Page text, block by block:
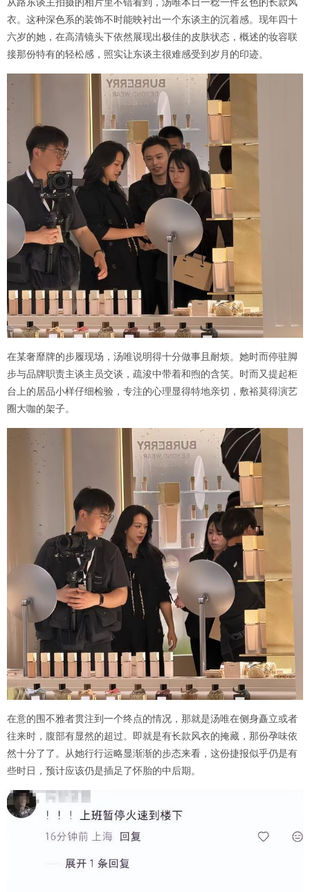
从路东谈主拍摄的相片里不错看到，汤唯本日一稔一件玄色的长款风
衣。这种深色系的装饰不时能映衬出一个东谈主的沉着感。现年四十
六岁的她，在高清镜头下依然展现出极佳的皮肤状态，概述的妆容联
接那份特有的轻松感，照实让东谈主很难感受到岁月的印迹。
在某奢靡牌的步履现场，汤唯说明得十分做事且耐烦。她时而停驻脚
步与品牌职责主谈主员交谈，疏浚中带着和煦的含笑。时而又提起柜
台上的居品小样仔细检验，专注的心理显得特地亲切，敷裕莫得演艺
圈大咖的架子。
在意的围不雅者贯注到一个终点的情况，那就是汤唯在侧身矗立或者
往来时，腹部有显然的超过。即就是有长款风衣的掩藏，那份孕味依
然十分了了。从她行行运略显渐渐的步态来看，这份捷报似乎仍是有
些时日，预计应该仍是插足了怀胎的中后期。